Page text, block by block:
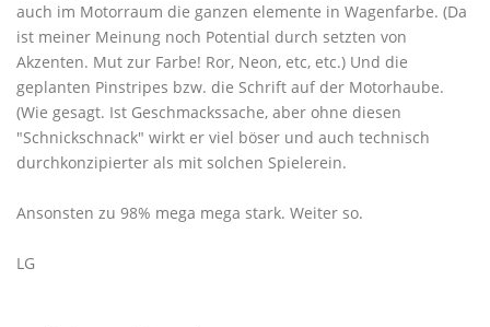
auch im Motorraum die ganzen elemente in Wagenfarbe. (Da
ist meiner Meinung noch Potential durch setzten von
Akzenten. Mut zur Farbe! Ror, Neon, etc, etc.) Und die
geplanten Pinstripes bzw. die Schrift auf der Motorhaube.
(Wie gesagt. Ist Geschmackssache, aber ohne diesen
"Schnickschnack" wirkt er viel böser und auch technisch
durchkonzipierter als mit solchen Spielerein.
Ansonsten zu 98% mega mega stark. Weiter so.
LG